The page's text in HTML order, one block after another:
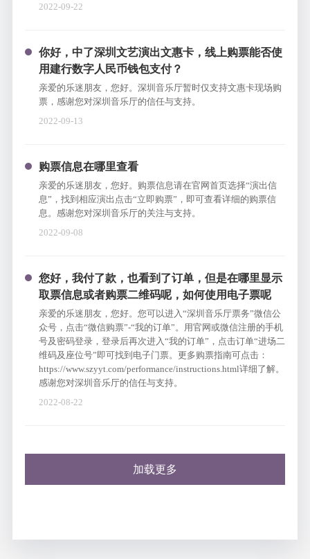
2022-09-22
你好，中了深圳文艺演出文惠卡，线上购票能否使
用建行数字人民币钱包支付？
亲爱的乐迷朋友，您好。深圳音乐厅暂时仅支持文惠卡现场购
票，感谢您对深圳音乐厅的信任与支持。
2022-09-13
购票信息在哪里查看
亲爱的乐迷朋友，您好。购票信息请在官网首页选择“演出信
息”，找到相应演出点击“立即购票”，即可查看详细的购票信
息。感谢您对深圳音乐厅的关注与支持。
2022-09-08
您好，我付了款，也看到了订单，但是在哪里显示
取票信息或者购票二维码呢，如何使用电子票呢
亲爱的乐迷朋友，您好。您可以进入“深圳音乐厅票务”微信公
众号，点击“微信购票”-“我的订单”。用官网或微信注册的手机
号及密码登录，登录后再次进入“我的订单”，点击订单“进场二
维码及座位号”即可找到电子门票。更多购票指南可点击：
https://www.szyyt.com/performance/instructions.html详细了解。
感谢您对深圳音乐厅的信任与支持。
2022-08-22
加载更多